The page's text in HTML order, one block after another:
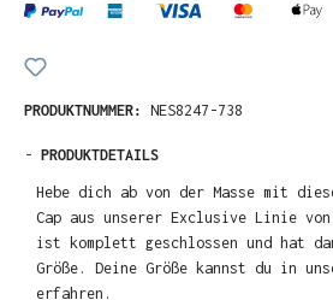
PRODUKTNUMMER: NES8247-738
- PRODUKTDETAILS
Hebe dich ab von der Masse mit
Cap aus unserer Exclusive Linie von
ist komplett geschlossen und hat
Größe. Deine Größe kannst du in
erfahren.